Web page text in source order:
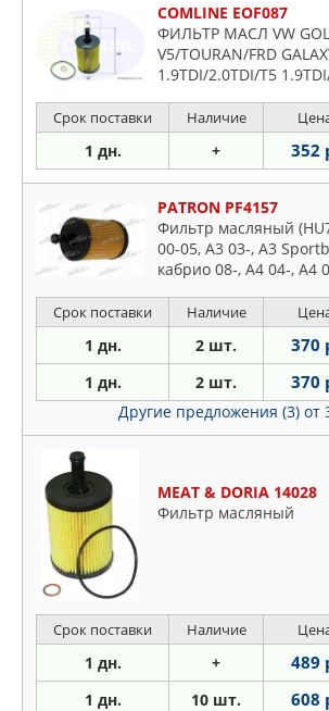
COMLINE EOF087
ФИЛЬТР МАСЛ VW
V5/TOURAN/FRD
1.9TDI/2.0TDI/T5
Срок поставки Наличие
1 дн. + 352
PATRON PF4157
Фильтр масляный
00-05, A3 03-, A3
кабрио 08-, A4 04-, A4
Avant 05-
Срок поставки Наличие
1 дн. 2 шт. 370
1 дн. 2 шт. 370
Другие предложения (3) от
MEAT & DORIA 14028
Фильтр масляный
Срок поставки Наличие
1 дн. + 489
1 дн. 10 шт. 608